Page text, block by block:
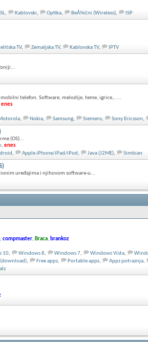
, Kablovski, Optika, BeÅ¾ični (Wireless), ISP
TV, Zemaljska TV, Kablovska TV, IPTV
mobilni telefon. Software, melodije, teme, igrice,.....
enes
, Nokia, Samsung, Siemens, Sony Ericsson,
(OS)...
, enes
, Apple iPhone/iPad/iPod, Java (J2ME), Simbian
uređajima i njihovom software-u...
, compmaster, Braca, brankoz
10, Windows 8, Windows 7, Windows Vista,
(download), Free appz, Portable appz, Appz potraznja,